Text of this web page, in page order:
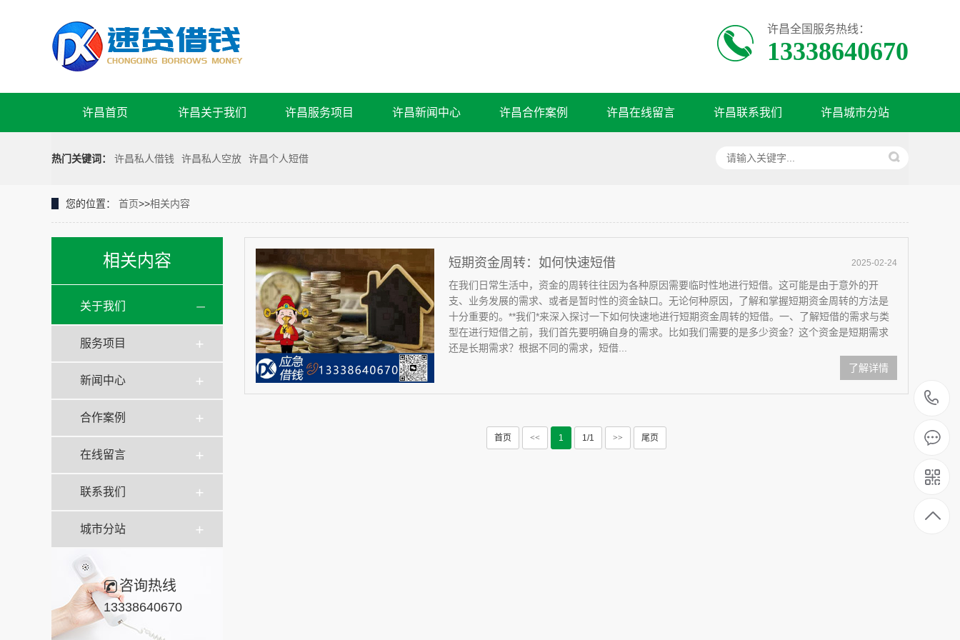
许昌全国服务热线：
13338640670
许昌首页 许昌关于我们 许昌服务项目 许昌新闻中心 许昌合作案例 许昌在线留言 许昌联系我们 许昌城市分站
热门关键词： 许昌私人借钱 许昌私人空放 许昌个人短借
您的位置： 首页>>相关内容
相关内容
关于我们
服务项目
新闻中心
合作案例
在线留言
联系我们
城市分站
咨询热线
13338640670
2025-02-24
短期资金周转：如何快速短借
在我们日常生活中，资金的周转往往因为各种原因需要临时性地进行短借。这可能是由于意外的开
支、业务发展的需求、或者是暂时性的资金缺口。无论何种原因，了解和掌握短期资金周转的方法是
十分重要的。**我们*来深入探讨一下如何快速地进行短期资金周转的短借。一、了解短借的需求与类
型在进行短借之前，我们首先要明确自身的需求。比如我们需要的是多少资金？这个资金是短期需求
还是长期需求？根据不同的需求，短借...
了解详情
首页 << 1 1/1 >> 尾页